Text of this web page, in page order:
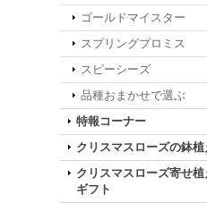
ゴールドマイスター
スプリングプロミス
スピーシーズ
品種おまかせで選ぶ
特報コーナー
クリスマスローズの鉢植
クリスマスローズ寄せ植
ギフト